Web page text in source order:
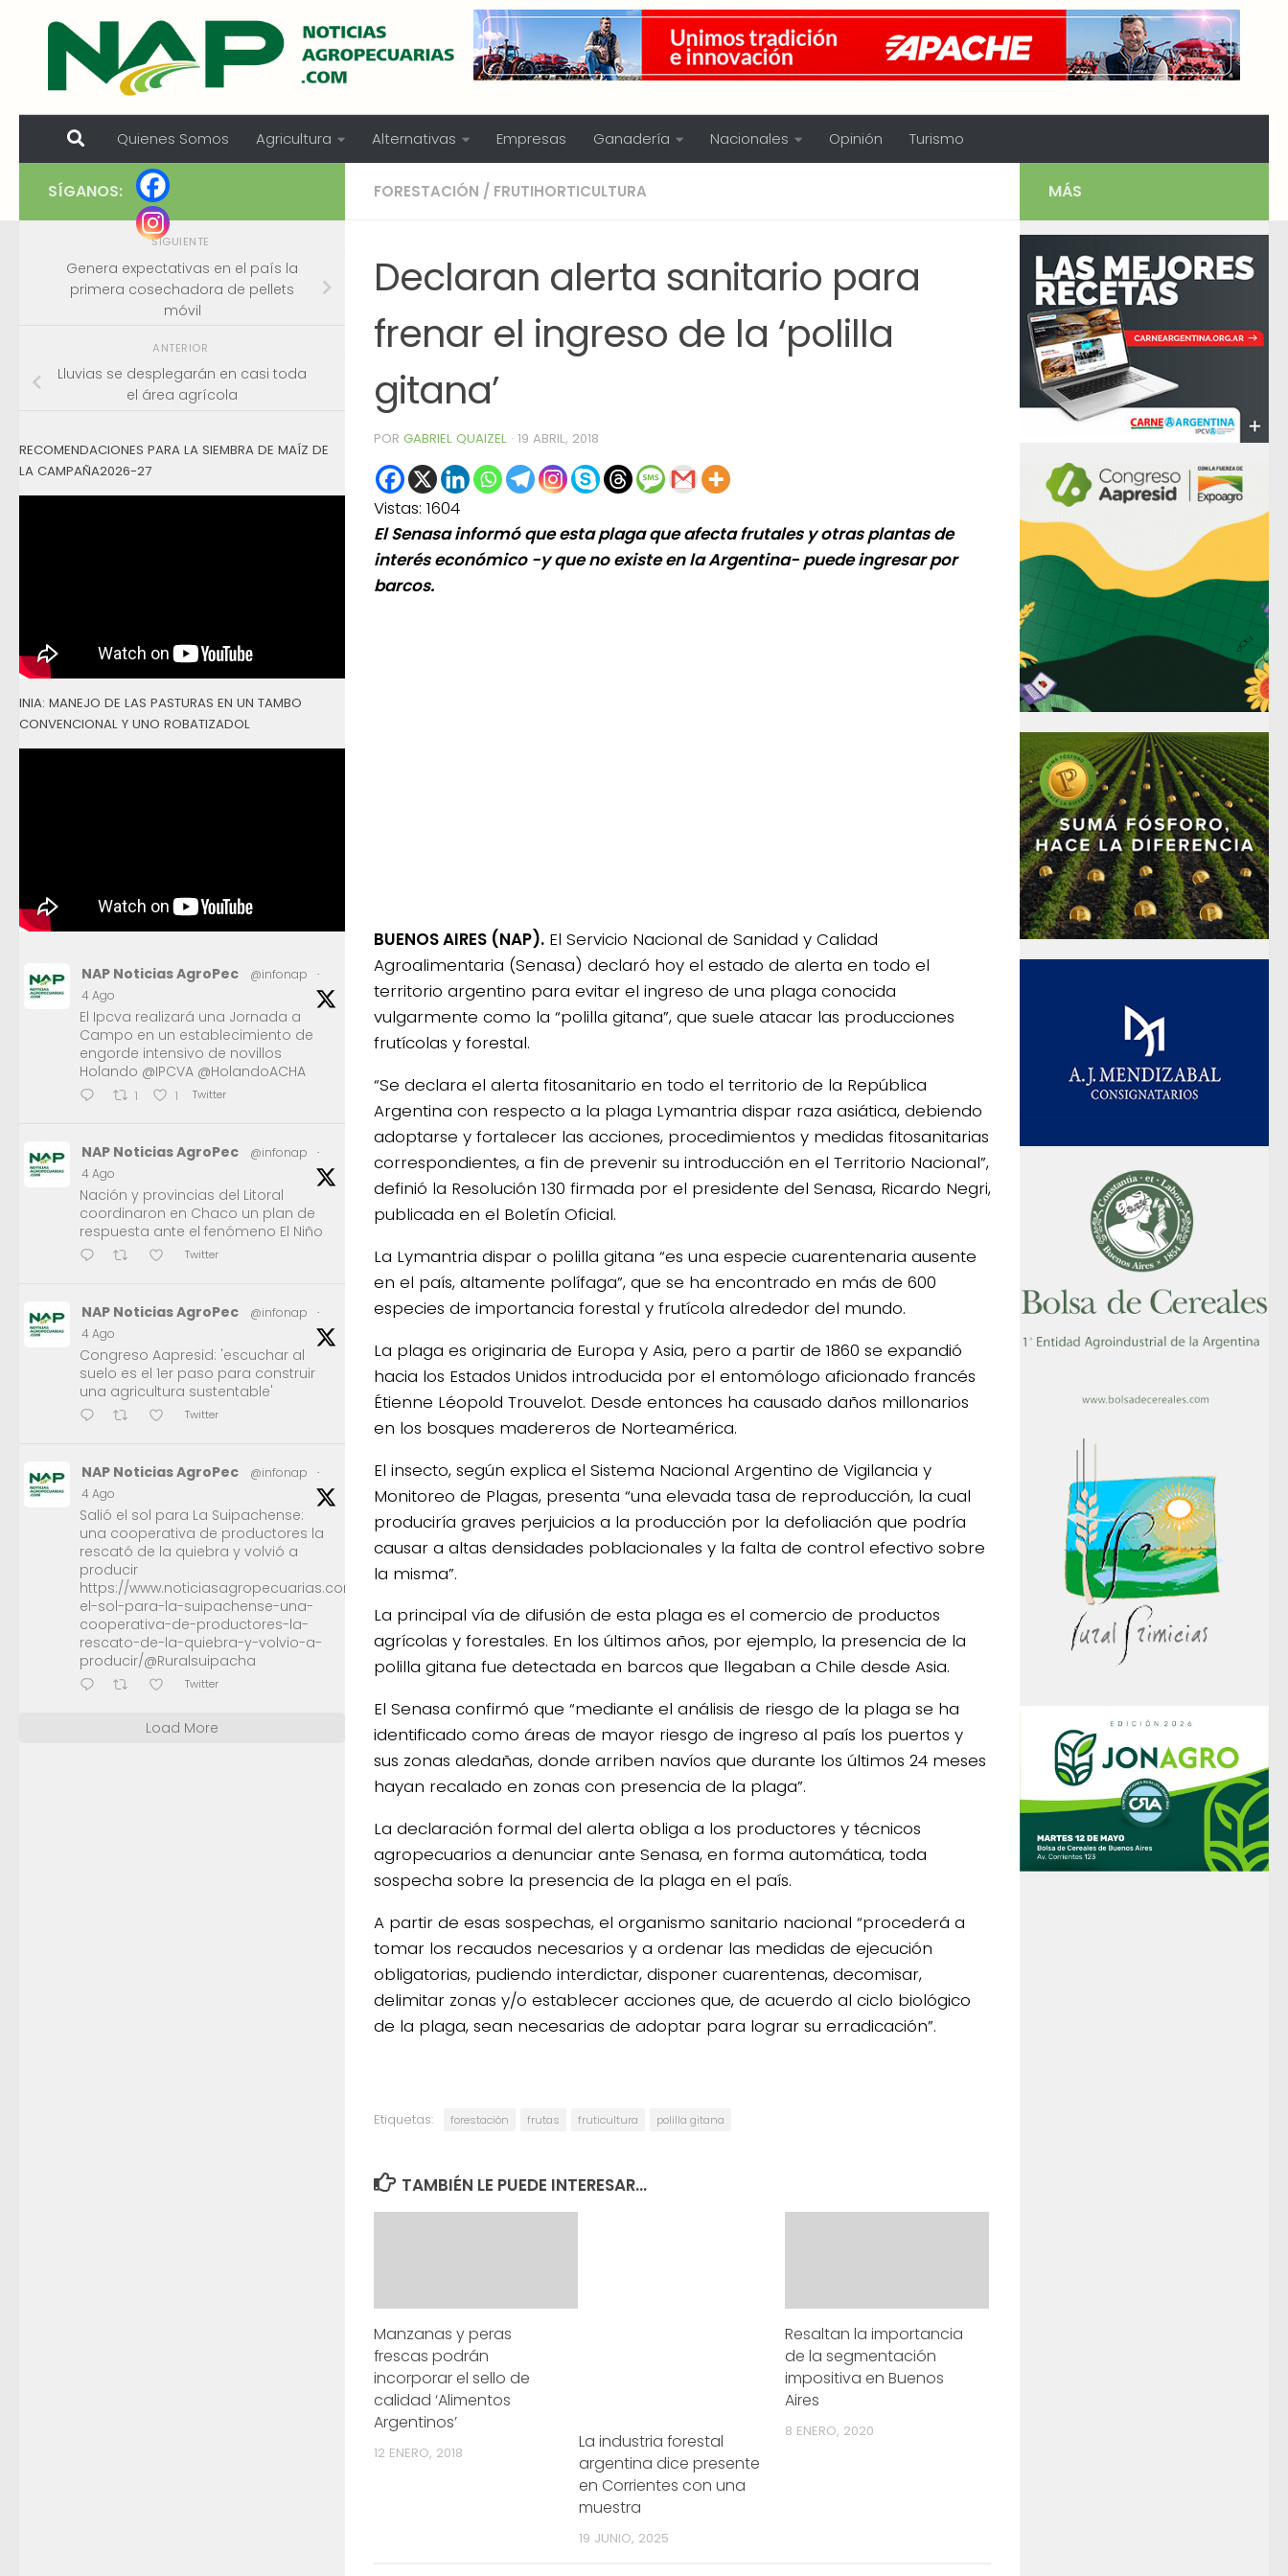
Skip to content
Quienes Somos Agricultura Alternativas Empresas Ganadería Nacionales Opinión Turismo
FORESTACIÓN / FRUTIHORTICULTURA
Declaran alerta sanitario para
frenar el ingreso de la ‘polilla
gitana’
POR GABRIEL QUAIZEL · 19 ABRIL, 2018
Vistas: 1604
El Senasa informó que esta plaga que afecta frutales y otras plantas de
interés económico -y que no existe en la Argentina- puede ingresar por
barcos.
BUENOS AIRES (NAP). El Servicio Nacional de Sanidad y Calidad
Agroalimentaria (Senasa) declaró hoy el estado de alerta en todo el
territorio argentino para evitar el ingreso de una plaga conocida
vulgarmente como la “polilla gitana”, que suele atacar las producciones
frutícolas y forestal.
“Se declara el alerta fitosanitario en todo el territorio de la República
Argentina con respecto a la plaga Lymantria dispar raza asiática, debiendo
adoptarse y fortalecer las acciones, procedimientos y medidas fitosanitarias
correspondientes, a fin de prevenir su introducción en el Territorio Nacional”,
definió la Resolución 130 firmada por el presidente del Senasa, Ricardo Negri,
publicada en el Boletín Oficial.
La Lymantria dispar o polilla gitana “es una especie cuarentenaria ausente
en el país, altamente polífaga”, que se ha encontrado en más de 600
especies de importancia forestal y frutícola alrededor del mundo.
La plaga es originaria de Europa y Asia, pero a partir de 1860 se expandió
hacia los Estados Unidos introducida por el entomólogo aficionado francés
Étienne Léopold Trouvelot. Desde entonces ha causado daños millonarios
en los bosques madereros de Norteamérica.
El insecto, según explica el Sistema Nacional Argentino de Vigilancia y
Monitoreo de Plagas, presenta “una elevada tasa de reproducción, la cual
produciría graves perjuicios a la producción por la defoliación que podría
causar a altas densidades poblacionales y la falta de control efectivo sobre
la misma”.
La principal vía de difusión de esta plaga es el comercio de productos
agrícolas y forestales. En los últimos años, por ejemplo, la presencia de la
polilla gitana fue detectada en barcos que llegaban a Chile desde Asia.
El Senasa confirmó que “mediante el análisis de riesgo de la plaga se ha
identificado como áreas de mayor riesgo de ingreso al país los puertos y
sus zonas aledañas, donde arriben navíos que durante los últimos 24 meses
hayan recalado en zonas con presencia de la plaga”.
La declaración formal del alerta obliga a los productores y técnicos
agropecuarios a denunciar ante Senasa, en forma automática, toda
sospecha sobre la presencia de la plaga en el país.
A partir de esas sospechas, el organismo sanitario nacional “procederá a
tomar los recaudos necesarios y a ordenar las medidas de ejecución
obligatorias, pudiendo interdictar, disponer cuarentenas, decomisar,
delimitar zonas y/o establecer acciones que, de acuerdo al ciclo biológico
de la plaga, sean necesarias de adoptar para lograr su erradicación”.
Etiquetas: forestación frutas fruticultura polilla gitana
TAMBIÉN LE PUEDE INTERESAR...
Manzanas y peras
frescas podrán
incorporar el sello de
calidad ‘Alimentos
Argentinos’
12 ENERO, 2018
La industria forestal
argentina dice presente
en Corrientes con una
muestra
19 JUNIO, 2025
Resaltan la importancia
de la segmentación
impositiva en Buenos
Aires
8 ENERO, 2020
SÍGANOS:
SIGUIENTE
Genera expectativas en el país la
primera cosechadora de pellets
móvil
ANTERIOR
Lluvias se desplegarán en casi toda
el área agrícola
RECOMENDACIONES PARA LA SIEMBRA DE MAÍZ DE
LA CAMPAÑA2026-27
INIA: MANEJO DE LAS PASTURAS EN UN TAMBO
CONVENCIONAL Y UNO ROBATIZADOL
NAP Noticias AgroPec @infonap
·
4 Ago
El Ipcva realizará una Jornada a
Campo en un establecimiento de
engorde intensivo de novillos
Holando @IPCVA @HolandoACHA
1 1 Twitter
NAP Noticias AgroPec @infonap
·
4 Ago
Nación y provincias del Litoral
coordinaron en Chaco un plan de
respuesta ante el fenómeno El Niño
Twitter
NAP Noticias AgroPec @infonap
·
4 Ago
Congreso Aapresid: 'escuchar al
suelo es el 1er paso para construir
una agricultura sustentable'
Twitter
NAP Noticias AgroPec @infonap
·
4 Ago
Salió el sol para La Suipachense:
una cooperativa de productores la
rescató de la quiebra y volvió a
producir
https://www.noticiasagropecuarias.com/2026/08/04/salio-
el-sol-para-la-suipachense-una-
cooperativa-de-productores-la-
rescato-de-la-quiebra-y-volvio-a-
producir/@Ruralsuipacha
Twitter
Load More
MÁS